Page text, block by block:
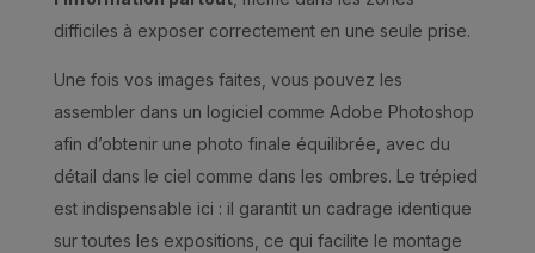
difficiles à exposer correctement en une seule prise.
Une fois vos images faites, vous pouvez les
assembler dans un logiciel comme Adobe Photoshop
afin d’obtenir une photo finale équilibrée, avec du
détail dans le ciel comme dans les ombres. Le trépied
est indispensable ici : il garantit un cadrage identique
sur toutes les expositions, ce qui facilite le montage